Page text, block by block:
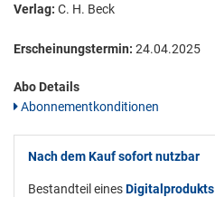
Verlag: C. H. Beck
Erscheinungstermin: 24.04.2025
Abo Details
Abonnementkonditionen
Nach dem Kauf sofort nutzbar
Bestandteil einesDigitalprodukts